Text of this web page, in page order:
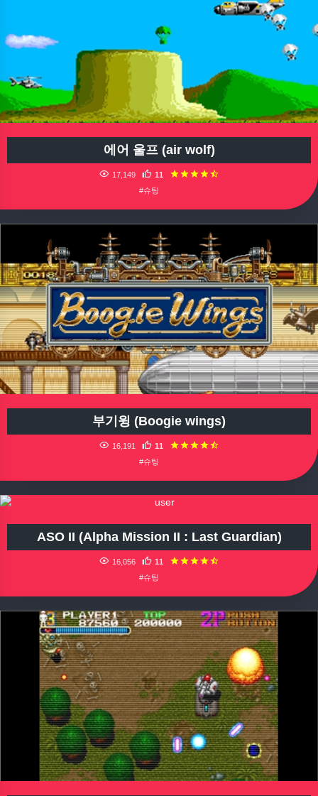
에어 울프 (air wolf)
17,149
11
#슈팅
부기윙 (Boogie wings)
16,191
11
#슈팅
ASO II (Alpha Mission II : Last Guardian)
16,056
11
#슈팅